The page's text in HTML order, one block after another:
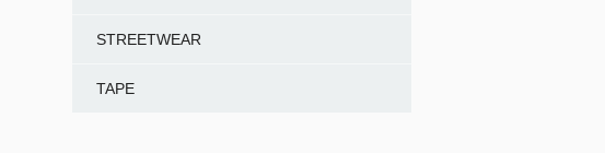
STREETWEAR
TAPE